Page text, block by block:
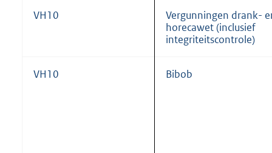
VH10
Vergunningen drank-
horecawet (inclusief
integriteitscontrole)
VH10 Bibob